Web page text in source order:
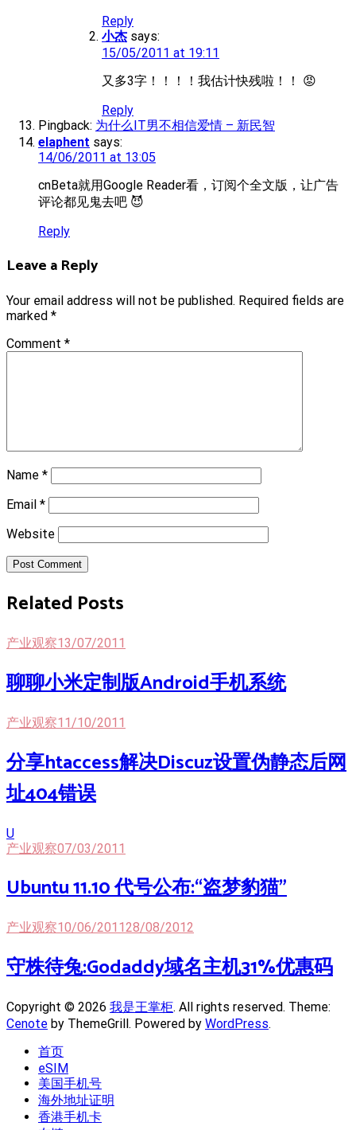
Reply
小杰 says:
15/05/2011 at 19:11
又多3字！！！！我估计快残啦！！ 😡
Reply
Pingback: 为什么IT男不相信爱情 – 新民智
elaphent says:
14/06/2011 at 13:05
cnBeta就用Google Reader看，订阅个全文版，让广告
评论都见鬼去吧 😈
Reply
Leave a Reply
Your email address will not be published. Required fields are
marked *
Comment *
Name *
Email *
Website
Post Comment
Related Posts
产业观察13/07/2011
聊聊小米定制版Android手机系统
产业观察11/10/2011
分享htaccess解决Discuz设置伪静态后网
址404错误
U
产业观察07/03/2011
Ubuntu 11.10 代号公布:“盗梦豹猫”
产业观察10/06/2011 28/08/2012
守株待兔:Godaddy域名主机31%优惠码
Copyright © 2026 我是王掌柜. All rights reserved. Theme:
Cenote by ThemeGrill. Powered by WordPress.
首页
eSIM
美国手机号
海外地址证明
香港手机卡